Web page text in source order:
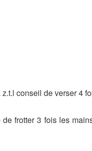
conseil de verser 4
frotter 3 fois les